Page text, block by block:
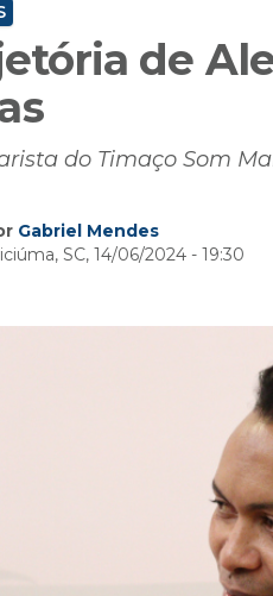
de
do Timaço Som
Gabriel Mendes
SC, 14/06/2024 - 19:30